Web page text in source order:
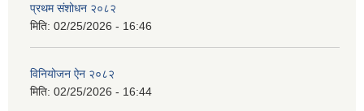
प्रथम संशोधन २०८२
मिति: 02/25/2026 - 16:46
विनियोजन ऐन २०८२
मिति: 02/25/2026 - 16:44